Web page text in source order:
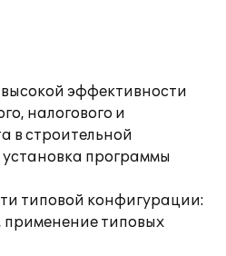
эффективности
налогового и
в строительной
программы
типовой конфигурации:
применение типовых